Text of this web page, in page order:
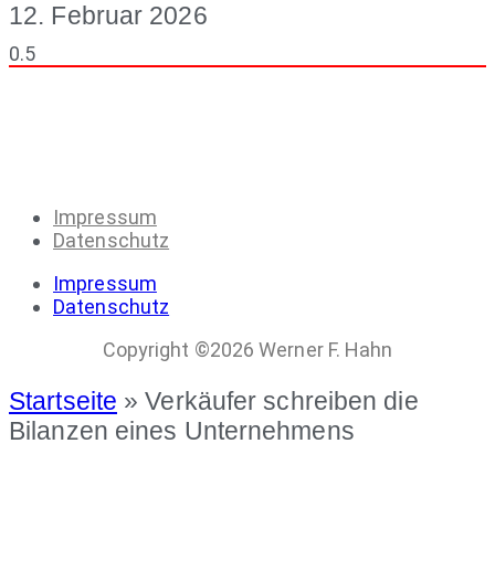
12. Februar 2026
Impressum
Datenschutz
Impressum
Datenschutz
Copyright ©2026 Werner F. Hahn
Startseite »Verkäufer schreiben die
Bilanzen eines Unternehmens